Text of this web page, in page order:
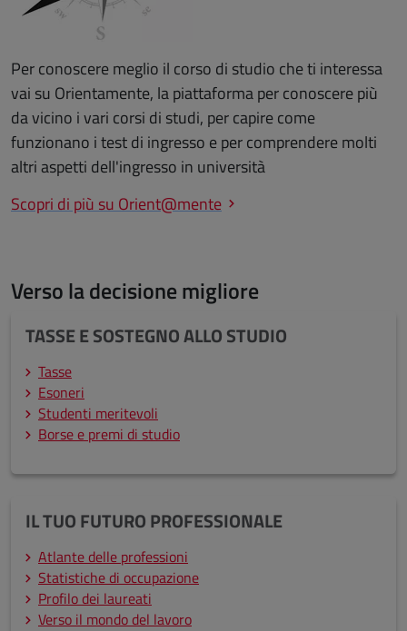
Per conoscere meglio il corso di studio che ti interessa
vai su Orientamente, la piattaforma per conoscere più
da vicino i vari corsi di studi, per capire come
funzionano i test di ingresso e per comprendere molti
altri aspetti dell'ingresso in università
Scopri di più su Orient@mente
Verso la decisione migliore
TASSE E SOSTEGNO ALLO STUDIO
Tasse
Esoneri
Studenti meritevoli
Borse e premi di studio
IL TUO FUTURO PROFESSIONALE
Atlante delle professioni
Statistiche di occupazione
Profilo dei laureati
Verso il mondo del lavoro